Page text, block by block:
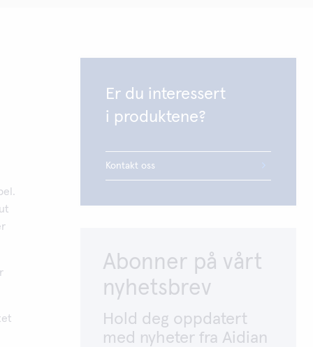
Er du interessert
i produktene?
Kontakt oss
Abonner på vårt
nyhetsbrev
Hold deg oppdatert
med nyheter fra Aidian